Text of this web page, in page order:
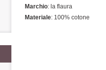
Marchio: la flaura
Materiale: 100% cotone